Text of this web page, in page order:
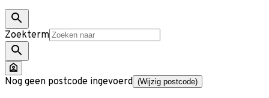
Zoekterm
Nog geen postcode ingevoerd (Wijzig postcode)